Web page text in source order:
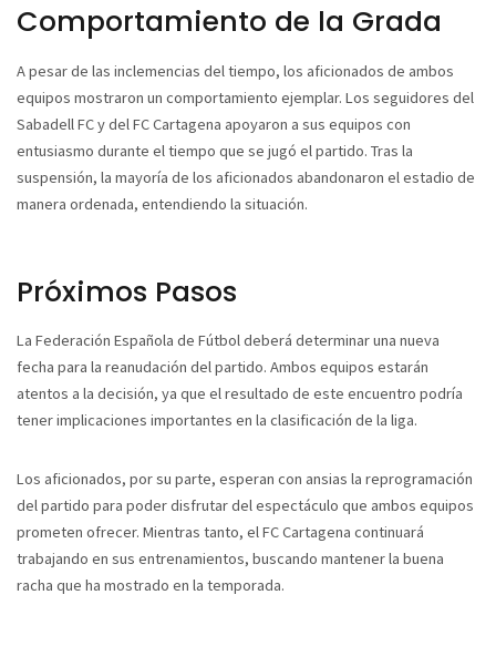
Comportamiento de la Grada
A pesar de las inclemencias del tiempo, los aficionados de ambos
equipos mostraron un comportamiento ejemplar. Los seguidores del
Sabadell FC y del FC Cartagena apoyaron a sus equipos con
entusiasmo durante el tiempo que se jugó el partido. Tras la
suspensión, la mayoría de los aficionados abandonaron el estadio de
manera ordenada, entendiendo la situación.
Próximos Pasos
La Federación Española de Fútbol deberá determinar una nueva
fecha para la reanudación del partido. Ambos equipos estarán
atentos a la decisión, ya que el resultado de este encuentro podría
tener implicaciones importantes en la clasificación de la liga.
Los aficionados, por su parte, esperan con ansias la reprogramación
del partido para poder disfrutar del espectáculo que ambos equipos
prometen ofrecer. Mientras tanto, el FC Cartagena continuará
trabajando en sus entrenamientos, buscando mantener la buena
racha que ha mostrado en la temporada.